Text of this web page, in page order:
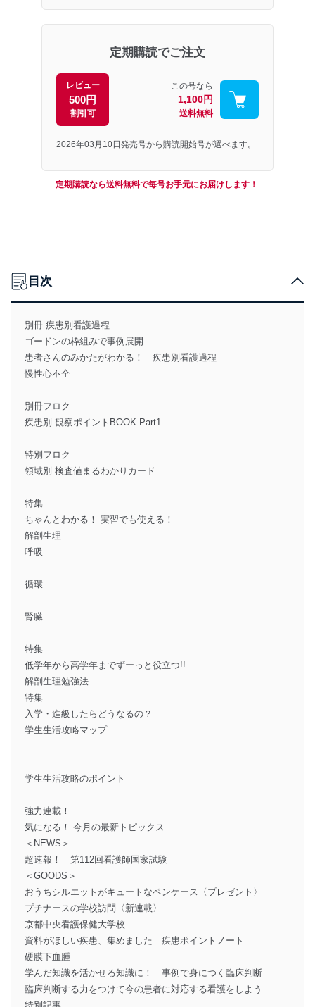
定期購読でご注文
レビュー
500円
割引可
この号なら
1,100円
送料無料
2026年03月10日発売号から購読開始号が選べます。
定期購読なら送料無料で毎号お手元にお届けします！
目次
別冊 疾患別看護過程
ゴードンの枠組みで事例展開
患者さんのみかたがわかる！ 疾患別看護過程
慢性心不全
別冊フロク
疾患別 観察ポイントBOOK Part1
特別フロク
領域別 検査値まるわかりカード
特集
ちゃんとわかる！ 実習でも使える！
解剖生理
呼吸
循環
腎臓
特集
低学年から高学年までずーっと役立つ!!
解剖生理勉強法
特集
入学・進級したらどうなるの？
学生生活攻略マップ
学生生活攻略のポイント
強力連載！
気になる！ 今月の最新トピックス
＜NEWS＞
超速報！ 第112回看護師国家試験
＜GOODS＞
おうちシルエットがキュートなペンケース〈プレゼント〉
プチナースの学校訪問〈新連載〉
京都中央看護保健大学校
資料がほしい疾患、集めました 疾患ポイントノート
硬膜下血腫
学んだ知識を活かせる知識に！ 事例で身につく臨床判断
臨床判断する力をつけて今の患者に対応する看護をしよう